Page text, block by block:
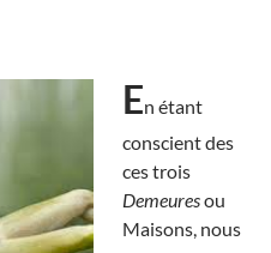
En étant
conscient des
ces trois
Demeuresou
Maisons, nous